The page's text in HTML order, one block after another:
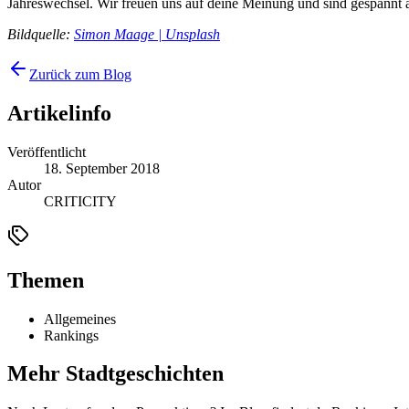
Bildquelle: Simon Maage | Unsplash
Zurück zum Blog
Artikelinfo
Veröffentlicht
18. September 2018
Autor
CRITICITY
Themen
Allgemeines
Rankings
Mehr Stadtgeschichten